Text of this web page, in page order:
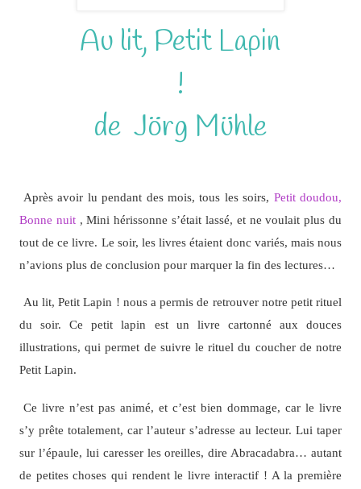
Au lit, Petit Lapin
!
de Jörg Mühle
Après avoir lu pendant des mois, tous les soirs, Petit doudou,
Bonne nuit , Mini hérissonne s’était lassé, et ne voulait plus du
tout de ce livre. Le soir, les livres étaient donc variés, mais nous
n’avions plus de conclusion pour marquer la fin des lectures…
Au lit, Petit Lapin ! nous a permis de retrouver notre petit rituel
du soir. Ce petit lapin est un livre cartonné aux douces
illustrations, qui permet de suivre le rituel du coucher de notre
Petit Lapin.
Ce livre n’est pas animé, et c’est bien dommage, car le livre
s’y prête totalement, car l’auteur s’adresse au lecteur. Lui taper
sur l’épaule, lui caresser les oreilles, dire Abracadabra… autant
de petites choses qui rendent le livre interactif ! A la première